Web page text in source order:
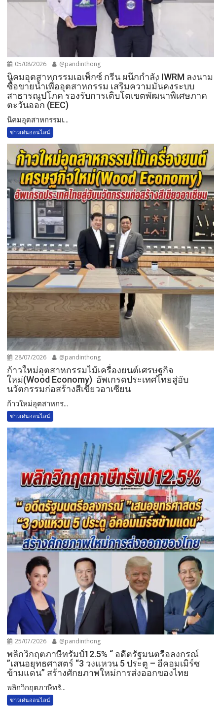
05/08/2026 @pandinthong
​นิคมอุตสาหกรรมเอเพ็กซ์ กรีน ผนึกกำลัง IWRM ลงนาม
ซื้อขายน้ำเพื่ออุตสาหกรรม เสริมความมั่นคงระบบ
สาธารณูปโภค รองรับการเติบโตเขตพัฒนาพิเศษภาค
ตะวันออก (EEC)
​นิคมอุตสาหกรรมเ...
ข่าวเด่นออนไลน์
28/07/2026 @pandinthong
ก้าวใหม่อุตสาหกรรมไม้เครื่องยนต์เศรษฐกิจ
ใหม่(Wood Economy) อัพเกรดประเทศไทยสู่ฮับ
นวัตกรรมก่อสร้างสีเขียวอาเซียน
ก้าวใหม่อุตสาหกร...
ข่าวเด่นออนไลน์
25/07/2026 @pandinthong
พลิกวิกฤตภาษีทรัมป์12.5% “ อดีตรัฐมนตรีอลงกรณ์
”เสนอยุทธศาสตร์ “3 วงแหวน 5 ประตู – อีคอมเมิร์ซ
ข้ามแดน” สร้างศักยภาพใหม่การส่งออกของไทย
พลิกวิกฤตภาษีทรั...
ข่าวเด่นออนไลน์